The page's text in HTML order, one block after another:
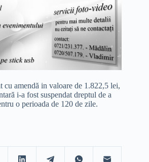
cu amendă in valoare de 1.822,5 lei,
i-a fost suspendat dreptul de a
o perioada de 120 de zile.